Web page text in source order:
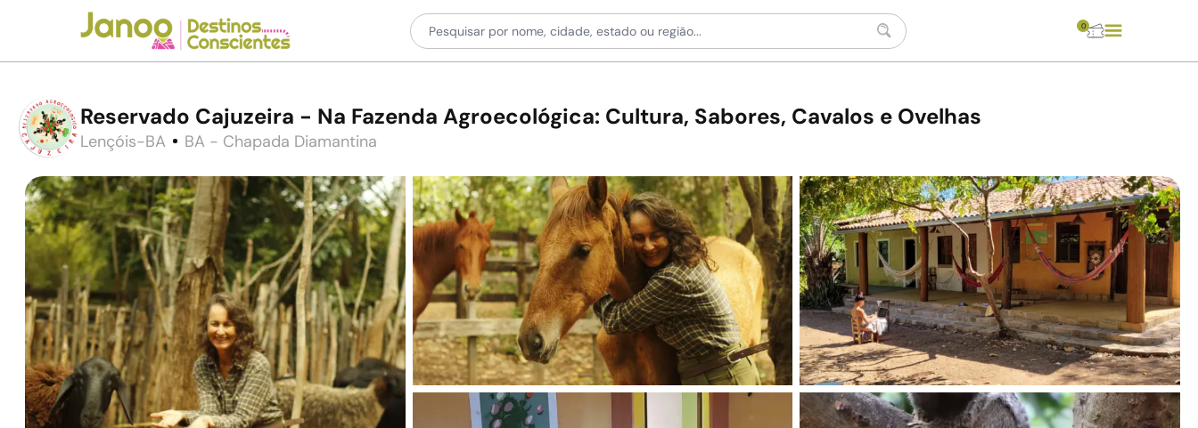
0
Reservado Cajuzeira - Na Fazenda Agroecológica: Cultura, Sabores, Cavalos e Ovelhas
Lençóis-BA BA - Chapada Diamantina